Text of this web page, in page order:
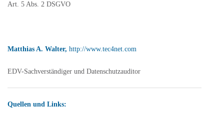
Art. 5 Abs. 2 DSGVO
Matthias A. Walter, http://www.tec4net.com
EDV-Sachverständiger und Datenschutzauditor
Quellen und Links: